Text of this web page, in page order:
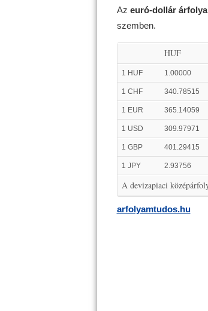
Az euró-dollár
szemben.
HUF
1 HUF 1.00000
1 CHF 340.78515
1 EUR 365.14059
1 USD 309.97971
1 GBP 401.29415
1 JPY 2.93756
A devizapiaci
arfolyamtudos.hu